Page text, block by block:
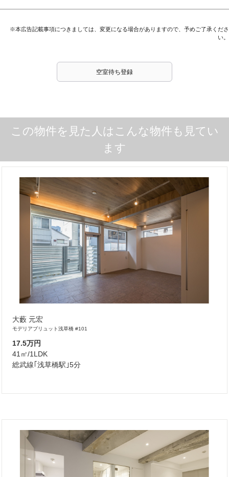
※本広告記載事項につきましては、変更になる場合がありますので、予めご了承くださ
い。
空室待ち登録
この物件を見た人はこんな物件も見てい
ます
大藪 元宏
モデリアブリュット浅草橋 #101
17.5万円
41㎡/1LDK
総武線｢浅草橋駅｣5分